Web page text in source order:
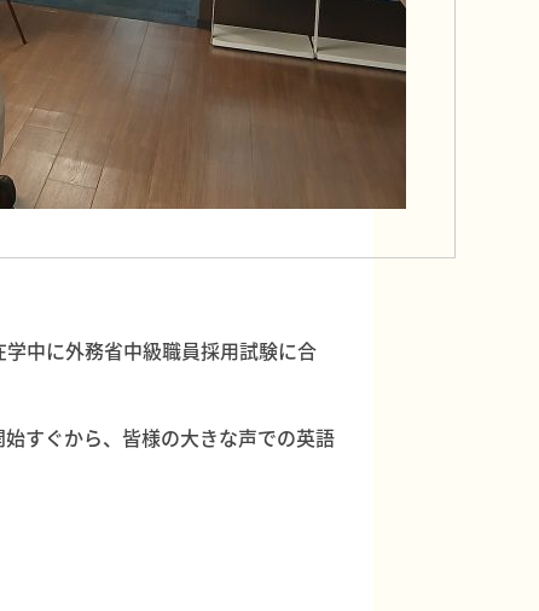
中に外務省中級職員採用試験に合
すぐから、皆様の大きな声での英語